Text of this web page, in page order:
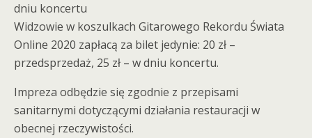
dniu koncertu
Widzowie w koszulkach Gitarowego Rekordu Świata
Online 2020 zapłacą za bilet jedynie: 20 zł –
przedsprzedaż, 25 zł – w dniu koncertu.
Impreza odbędzie się zgodnie z przepisami
sanitarnymi dotyczącymi działania restauracji w
obecnej rzeczywistości.